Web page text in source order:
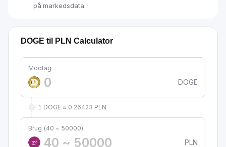
på markedsdata.
DOGE til PLN Calculator
Modtag
DOGE
1 DOGE ≈ 0.26423 PLN
Brug (40 ~ 50000)
zł
PLN